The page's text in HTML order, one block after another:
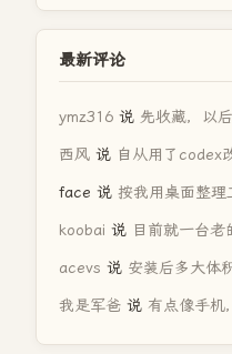
最新评论
ymz316 说 先收藏，以
西风 说 自从用了codex
face 说 按我用桌面整
koobai 说 目前就一台
acevs 说 安装后多大体
我是军爸 说 有点像手